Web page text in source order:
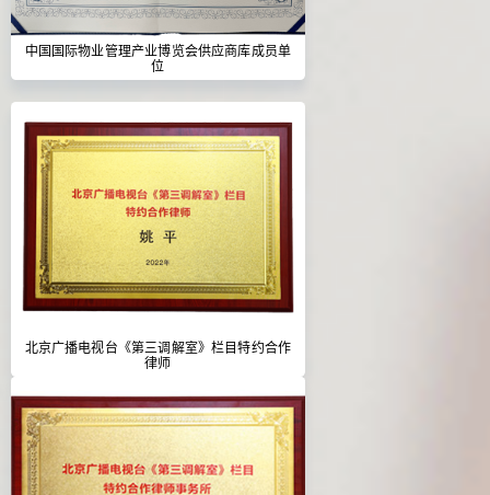
中国国际物业管理产业博览会供应商库成员单
位
北京广播电视台《第三调解室》栏目特约合作
律师